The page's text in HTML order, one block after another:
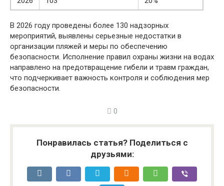
В 2026 году проведены более 130 надзорных
мероприятий, выявлены серьезные недостатки в
организации пляжей и меры по обеспечению
безопасности. Исполнение правил охраны жизни на водах
направлено на предотвращение гибели и травм граждан,
что подчеркивает важность контроля и соблюдения мер
безопасности.
0
Понравилась статья? Поделиться с
друзьями: